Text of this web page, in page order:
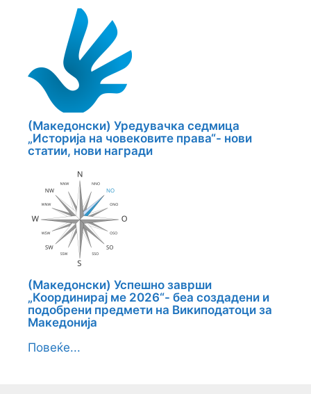
(Македонски) Уредувачка седмица
„Историја на човековите права“- нови
статии, нови награди
(Македонски) Успешно заврши
„Координирај ме 2026“- беа создадени и
подобрени предмети на Википодатоци за
Македонија
Повеќе...